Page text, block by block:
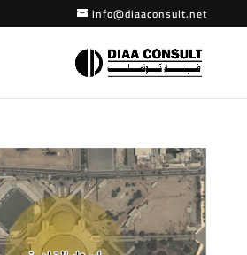
info@diaaconsult.net